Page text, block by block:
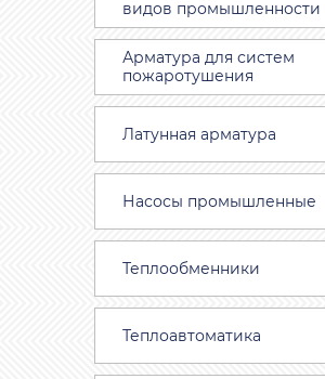
видов промышленности
Арматура для систем
пожаротушения
Латунная арматура
Насосы промышленные
Теплообменники
Теплоавтоматика